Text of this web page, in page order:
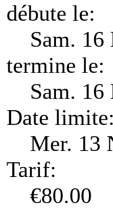
débute le:
Sam.
termine le:
Sam.
Date limite:
Mer. 13
Tarif:
€80.00